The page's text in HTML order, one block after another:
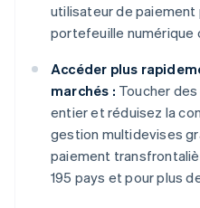
utilisateur de paiement
portefeuille numérique
Accéder plus
marchés : Toucher
entier et réduisez la
gestion multidevises
paiement
195 pays et pour plus